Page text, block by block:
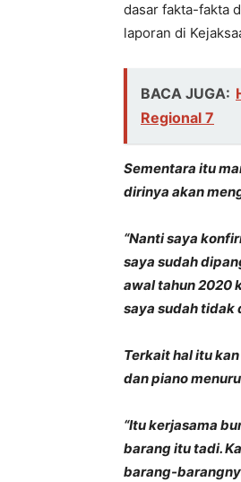
dasar fakta-fakta
laporan di
BACA JUGA:
Regional 7
Sementara itu
dirinya akan
“Nanti saya
saya sudah
awal tahun 2020
saya sudah tidak
Terkait hal itu
dan piano
“Itu kerjasama
barang itu tadi.
barang-